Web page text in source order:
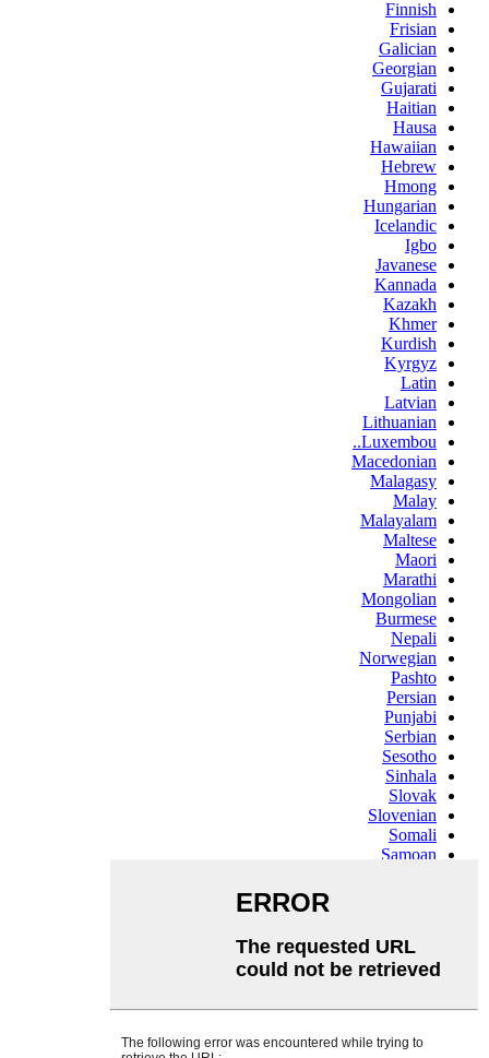
Finnish
Frisian
Galician
Georgian
Gujarati
Haitian
Hausa
Hawaiian
Hebrew
Hmong
Hungarian
Icelandic
Igbo
Javanese
Kannada
Kazakh
Khmer
Kurdish
Kyrgyz
Latin
Latvian
Lithuanian
Luxembou..
Macedonian
Malagasy
Malay
Malayalam
Maltese
Maori
Marathi
Mongolian
Burmese
Nepali
Norwegian
Pashto
Persian
Punjabi
Serbian
Sesotho
Sinhala
Slovak
Slovenian
Somali
Samoan
Swahili
Tajik
Telugu
Ukrainian